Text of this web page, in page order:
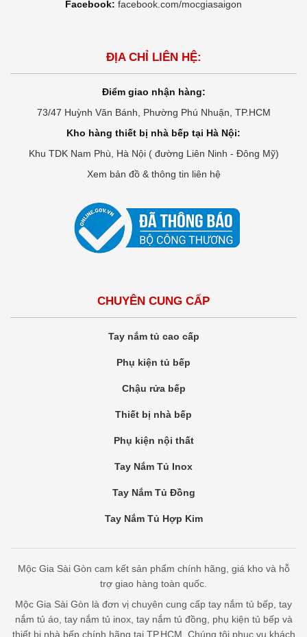
Facebook: facebook.com/mocgiasaigon
ĐỊA CHỈ LIÊN HỆ:
Điểm giao nhận hàng:
73/47 Huỳnh Văn Bánh, Phường Phú Nhuận, TP.HCM
Kho hàng thiết bị nhà bếp tại Hà Nội:
Khu TDK Nam Phù, Hà Nội ( đường Liên Ninh - Đông Mỹ)
Xem bản đồ & thông tin liên hệ
CHUYÊN CUNG CẤP
Tay nắm tủ cao cấp
Phụ kiện tủ bếp
Chậu rửa bếp
Thiết bị nhà bếp
Phụ kiện nội thất
Tay Nắm Tủ Inox
Tay Nắm Tủ Đồng
Tay Nắm Tủ Hợp Kim
Mộc Gia Sài Gòn cam kết sản phẩm chính hãng, giá kho và hỗ
trợ giao hàng toàn quốc.
Mộc Gia Sài Gòn là đơn vị chuyên cung cấp tay nắm tủ bếp, tay
nắm tủ áo, tay nắm tủ inox, tay nắm tủ đồng, phụ kiện tủ bếp và
thiết bị nhà bếp chính hãng tại TP.HCM. Chúng tôi phục vụ khách